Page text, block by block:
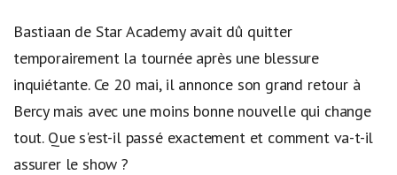
Bastiaan de Star Academy avait dû quitter
temporairement la tournée après une blessure
inquiétante. Ce 20 mai, il annonce son grand retour à
Bercy mais avec une moins bonne nouvelle qui change
tout. Que s'est-il passé exactement et comment va-t-il
assurer le show ?